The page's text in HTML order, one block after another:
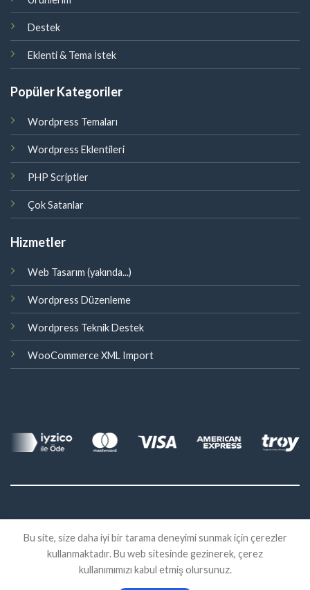
Destek
Eklenti & Tema İstek
Popüler Kategoriler
Wordpress Temaları
Wordpress Eklentileri
PHP Scriptler
Çok Satanlar
Hizmetler
Web Tasarım (yakında...)
Wordpress Düzenleme
Wordpress Teknik Destek
WooCommerce XML Import
2026 Eklenti Market
İADE SATIŞ SÖZLEŞMESI KVKK
Bu site, size daha iyi bir tarama deneyimi sunmak için çerezler
kullanmaktadır. Bu web sitesinde gezinerek, çerez
kullanımımızı kabul etmiş olursunuz.